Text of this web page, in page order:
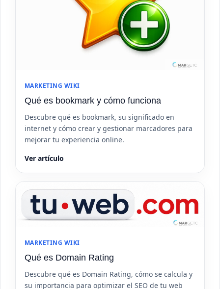
MARKETING WIKI
Qué es bookmark y cómo funciona
Descubre qué es bookmark, su significado en
internet y cómo crear y gestionar marcadores para
mejorar tu experiencia online.
Ver artículo
MARKETING WIKI
Qué es Domain Rating
Descubre qué es Domain Rating, cómo se calcula y
su importancia para optimizar el SEO de tu web